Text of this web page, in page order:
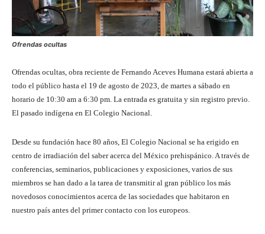
Ofrendas ocultas
Ofrendas ocultas, obra reciente de Fernando Aceves Humana estará abierta a
todo el público hasta el 19 de agosto de 2023, de martes a sábado en
horario de 10:30 am a 6:30 pm. La entrada es gratuita y sin registro previo.
El pasado indígena en El Colegio Nacional.
Desde su fundación hace 80 años, El Colegio Nacional se ha erigido en
centro de irradiación del saber acerca del México prehispánico. A través de
conferencias, seminarios, publicaciones y exposiciones, varios de sus
miembros se han dado a la tarea de transmitir al gran público los más
novedosos conocimientos acerca de las sociedades que habitaron en
nuestro país antes del primer contacto con los europeos.